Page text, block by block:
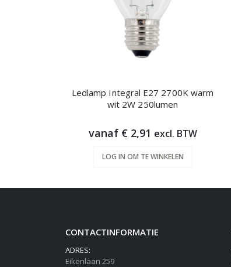
Ledlamp Integral E27 2700K warm
wit 2W 250lumen
vanaf € 2,91 excl. BTW
LOG IN OM TE WINKELEN
CONTACTINFORMATIE
ADRES:
Eikenlaan 259